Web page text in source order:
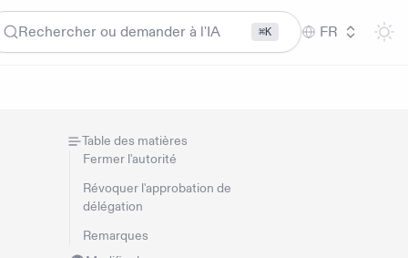
Rechercher ou demander à l'IA ⌘K FR
Table des matières
Fermer l'autorité
Révoquer l'approbation de
délégation
Remarques